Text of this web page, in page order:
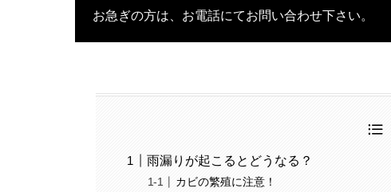
お急ぎの方は、お電話にてお問い合わせ下さい。
雨漏りが起こるとどうなる？
カビの繁殖に注意！